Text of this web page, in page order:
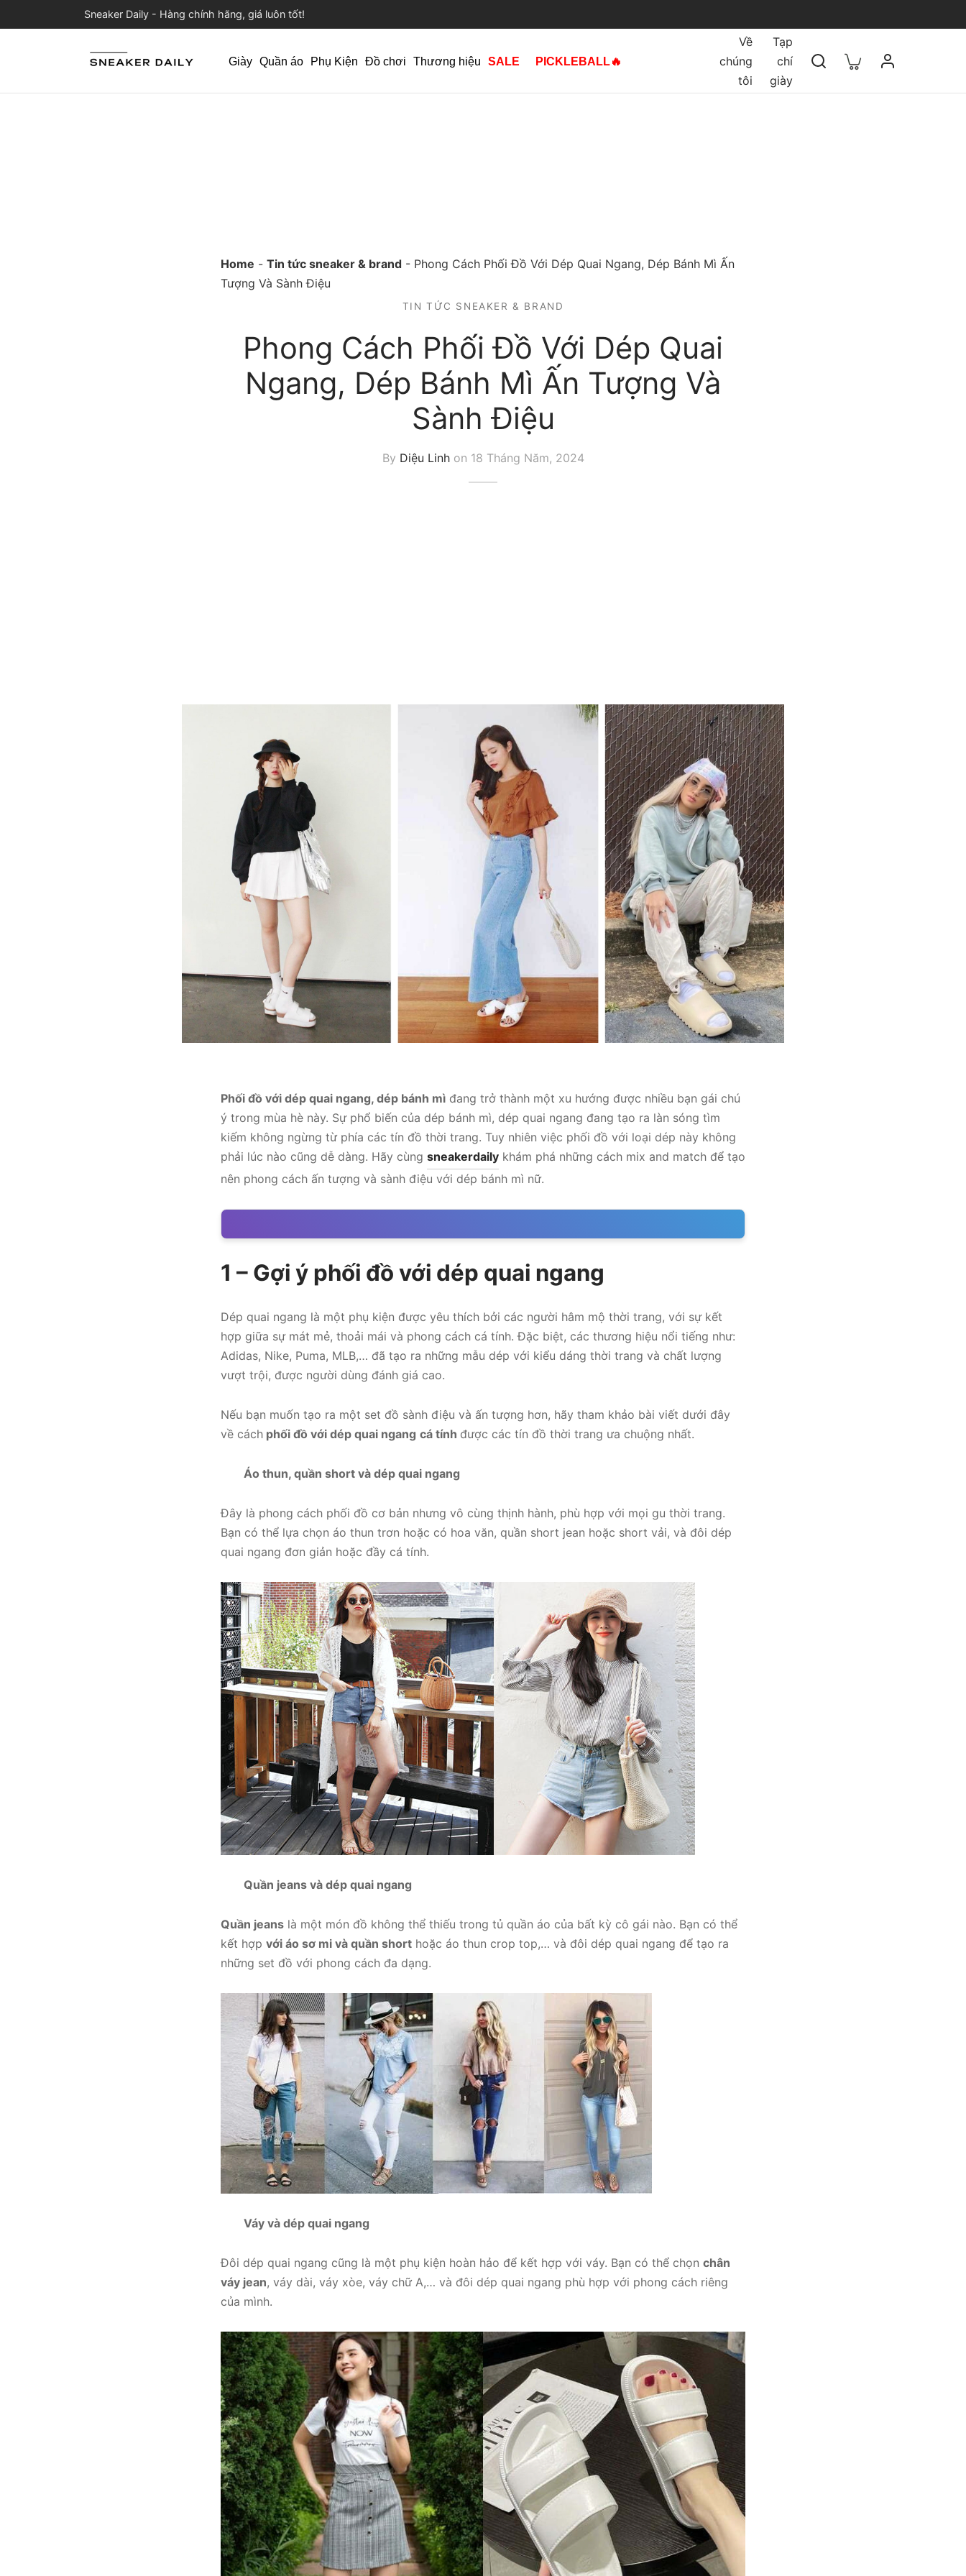
Sneaker Daily - Hàng chính hãng, giá luôn tốt!
Giày Quần áo Phụ Kiện Đồ chơi Thương hiệu SALE PICKLEBALL🔥
Về
chúng
tôi
Tạp
chí
giày
Home - Tin tức sneaker & brand - Phong Cách Phối Đồ Với Dép Quai Ngang, Dép Bánh Mì Ấn
Tượng Và Sành Điệu
TIN TỨC SNEAKER & BRAND
Phong Cách Phối Đồ Với Dép Quai
Ngang, Dép Bánh Mì Ấn Tượng Và
Sành Điệu
By Diệu Linhon 18 Tháng Năm, 2024
Phối đồ với dép quai ngang, dép bánh mì đang trở thành một xu hướng được nhiều bạn gái chú
ý trong mùa hè này. Sự phổ biến của dép bánh mì, dép quai ngang đang tạo ra làn sóng tìm
kiếm không ngừng từ phía các tín đồ thời trang. Tuy nhiên việc phối đồ với loại dép này không
phải lúc nào cũng dễ dàng. Hãy cùng sneakerdaily khám phá những cách mix and match để tạo
nên phong cách ấn tượng và sành điệu với dép bánh mì nữ.
1 – Gợi ý phối đồ với dép quai ngang
Dép quai ngang là một phụ kiện được yêu thích bởi các người hâm mộ thời trang, với sự kết
hợp giữa sự mát mẻ, thoải mái và phong cách cá tính. Đặc biệt, các thương hiệu nổi tiếng như:
Adidas, Nike, Puma, MLB,… đã tạo ra những mẫu dép với kiểu dáng thời trang và chất lượng
vượt trội, được người dùng đánh giá cao.
Nếu bạn muốn tạo ra một set đồ sành điệu và ấn tượng hơn, hãy tham khảo bài viết dưới đây
về cách phối đồ với dép quai ngang cá tính được các tín đồ thời trang ưa chuộng nhất.
Áo thun, quần short và dép quai ngang
Đây là phong cách phối đồ cơ bản nhưng vô cùng thịnh hành, phù hợp với mọi gu thời trang.
Bạn có thể lựa chọn áo thun trơn hoặc có hoa văn, quần short jean hoặc short vải, và đôi dép
quai ngang đơn giản hoặc đầy cá tính.
Quần jeans và dép quai ngang
Quần jeans là một món đồ không thể thiếu trong tủ quần áo của bất kỳ cô gái nào. Bạn có thể
kết hợp với áo sơ mi và quần short hoặc áo thun crop top,… và đôi dép quai ngang để tạo ra
những set đồ với phong cách đa dạng.
Váy và dép quai ngang
Đôi dép quai ngang cũng là một phụ kiện hoàn hảo để kết hợp với váy. Bạn có thể chọn chân
váy jean, váy dài, váy xòe, váy chữ A,… và đôi dép quai ngang phù hợp với phong cách riêng
của mình.